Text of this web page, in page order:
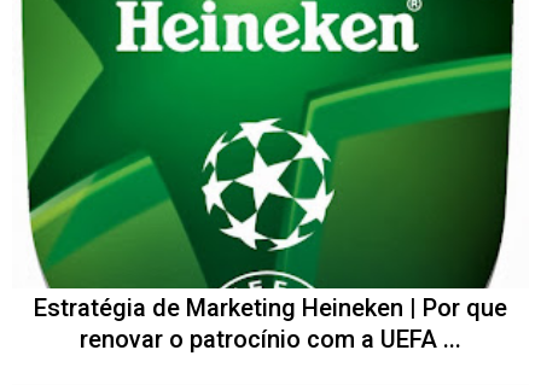
Estratégia de Marketing Heineken | Por que
renovar o patrocínio com a UEFA ...